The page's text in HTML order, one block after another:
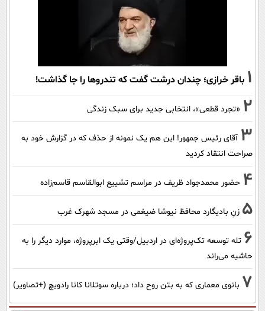
1 باقر خرازی؛ چندان درشت گفت که تندروها را جا گذاشت!
2 «تجرد قطعی»، انتخابی جدید برای سبک زندگی
3 آقای رئیس جمهور! این هم یک نمونه از حذف که در گزارش خود به
صراحت انتقاد کردید
4 حضور محمدجواد ظریف در مراسم تشییع ابوالقاسم قاسم‌زاده
5 زنِ بادیگارد محافظ نیوشا ضیغمی در مسجد شهرک غرب
6 تله توسعه تک‌پروژه‌ای در اردبیل/وقتی یک ابرپروژه، موارد دیگر را به
حاشیه می‌راند
7 بانوی معماری که به بتن روح داد؛ درباره سوتلانا کانا رادویچ (+تصاویر)